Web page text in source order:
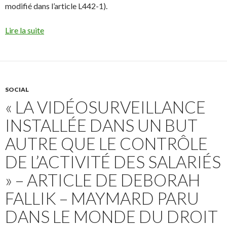
modifié dans l’article L442-1).
Lire la suite
SOCIAL
« LA VIDÉOSURVEILLANCE
INSTALLÉE DANS UN BUT
AUTRE QUE LE CONTRÔLE
DE L’ACTIVITÉ DES SALARIÉS
» – ARTICLE DE DEBORAH
FALLIK – MAYMARD PARU
DANS LE MONDE DU DROIT